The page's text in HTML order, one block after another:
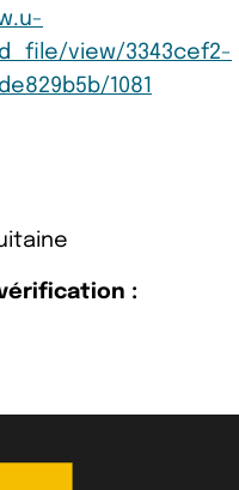
view/3343cef2-
1081
: